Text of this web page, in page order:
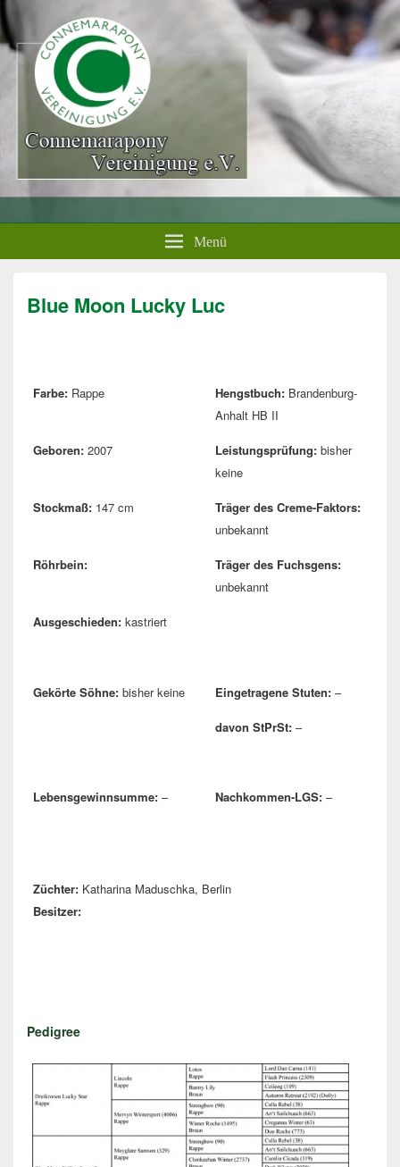
Menü
Blue Moon Lucky Luc
Farbe: Rappe Hengstbuch: Brandenburg-
Anhalt HB II
Geboren: 2007 Leistungsprüfung: bisher
keine
Stockmaß: 147 cm
Träger des Creme-Faktors:
unbekannt
Röhrbein:
Träger des Fuchsgens:
unbekannt
Ausgeschieden: kastriert
Gekörte Söhne: bisher keine Eingetragene Stuten: –
davon StPrSt: –
Lebensgewinnsumme: – Nachkommen-LGS: –
Züchter: Katharina Maduschka, Berlin
Besitzer:
Pedigree